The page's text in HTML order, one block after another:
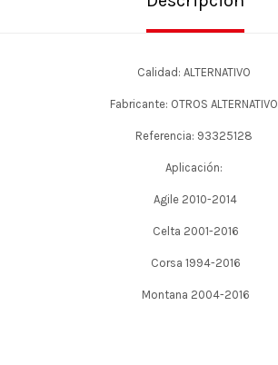
Calidad: ALTERNATIVO
Fabricante: OTROS ALTERNATIVO
Referencia: 93325128
Aplicación:
Agile 2010-2014
Celta 2001-2016
Corsa 1994-2016
Montana 2004-2016